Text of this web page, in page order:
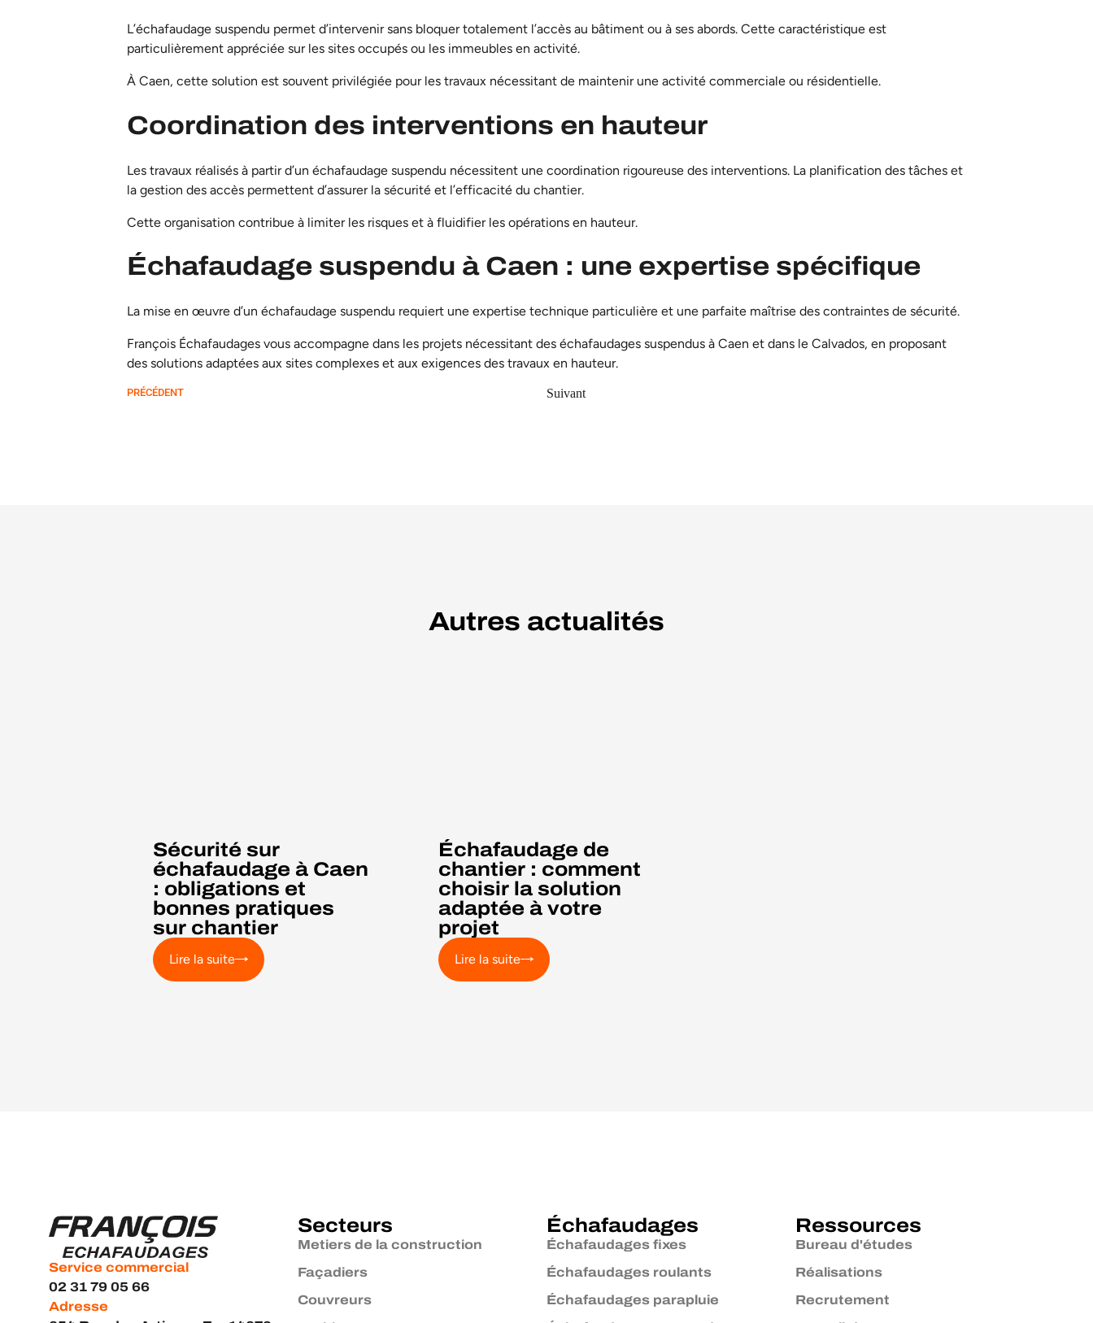
L’échafaudage suspendu permet d’intervenir sans bloquer totalement l’accès au bâtiment ou à ses abords. Cette caractéristique est
particulièrement appréciée sur les sites occupés ou les immeubles en activité.
À Caen, cette solution est souvent privilégiée pour les travaux nécessitant de maintenir une activité commerciale ou résidentielle.
Coordination des interventions en hauteur
Les travaux réalisés à partir d’un échafaudage suspendu nécessitent une coordination rigoureuse des interventions. La planification des tâches et
la gestion des accès permettent d’assurer la sécurité et l’efficacité du chantier.
Cette organisation contribue à limiter les risques et à fluidifier les opérations en hauteur.
Échafaudage suspendu à Caen : une expertise spécifique
La mise en œuvre d’un échafaudage suspendu requiert une expertise technique particulière et une parfaite maîtrise des contraintes de sécurité.
François Échafaudages vous accompagne dans les projets nécessitant des échafaudages suspendus à Caen et dans le Calvados, en proposant
des solutions adaptées aux sites complexes et aux exigences des travaux en hauteur.
PRÉCÉDENT Suivant
Autres actualités
Sécurité sur
échafaudage à Caen
: obligations et
bonnes pratiques
sur chantier
Lire la suite
Échafaudage de
chantier : comment
choisir la solution
adaptée à votre
projet
Lire la suite
Service commercial
02 31 79 05 66
Adresse
Secteurs
Metiers de la construction
Façadiers
Couvreurs
Échafaudages
Échafaudages fixes
Échafaudages roulants
Échafaudages parapluie
Ressources
Bureau d'études
Réalisations
Recrutement